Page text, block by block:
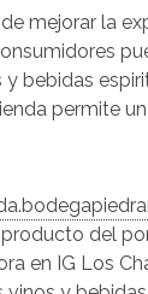
mejorar la
bebidas
permite
producto del
en IG Los